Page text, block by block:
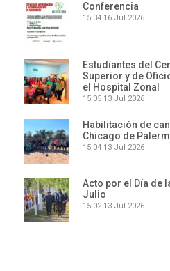
Conferencia
15:34 16 Jul 2026
Estudiantes del
Superior y de
el Hospital Zonal
15:05 13 Jul 2026
Habilitación de
Chicago de
15:04 13 Jul 2026
Acto por el Día de
Julio
15:02 13 Jul 2026